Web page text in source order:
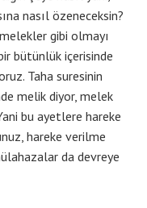
nasıl özeneceksin?
gibi olmayı
bütünlük içerisinde
Taha suresinin
melik diyor, melek
bu ayetlere hareke
hareke verilme
da devreye